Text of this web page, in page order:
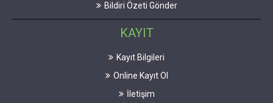
Bildiri Özeti Gönder
KAYIT
Kayıt Bilgileri
Online Kayıt Ol
İletişim